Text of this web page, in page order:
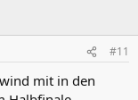
#11
mit in den